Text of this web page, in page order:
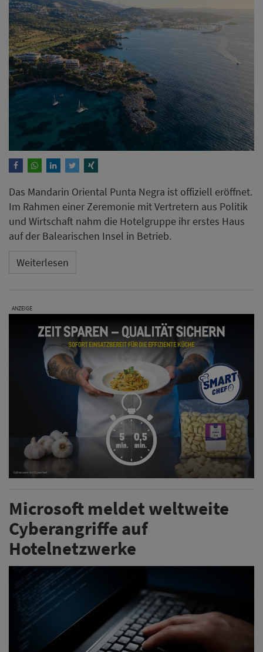
Das Mandarin Oriental Punta Negra ist offiziell eröffnet.
Im Rahmen einer Zeremonie mit Vertretern aus Politik
und Wirtschaft nahm die Hotelgruppe ihr erstes Haus
auf der Balearischen Insel in Betrieb.
Weiterlesen
ANZEIGE
Microsoft meldet weltweite
Cyberangriffe auf
Hotelnetzwerke